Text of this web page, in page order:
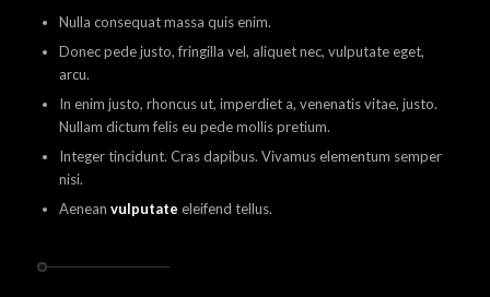
Nulla consequat massa quis enim.
Donec pede justo, fringilla vel, aliquet nec, vulputate eget,
arcu.
In enim justo, rhoncus ut, imperdiet a, venenatis vitae, justo.
Nullam dictum felis eu pede mollis pretium.
Integer tincidunt. Cras dapibus. Vivamus elementum semper
nisi.
Aenean vulputate eleifend tellus.